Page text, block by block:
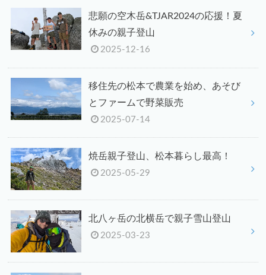
悲願の空木岳&TJAR2024の応援！夏
休みの親子登山
2025-12-16
移住先の松本で農業を始め、あそび
とファームで野菜販売
2025-07-14
焼岳親子登山、松本暮らし最高！
2025-05-29
北八ヶ岳の北横岳で親子雪山登山
2025-03-23